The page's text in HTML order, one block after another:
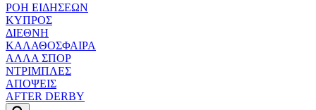
ΡΟΗ ΕΙΔΗΣΕΩΝ
ΚΥΠΡΟΣ
ΔΙΕΘΝΗ
ΚΑΛΑΘΟΣΦΑΙΡΑ
ΑΛΛΑ ΣΠΟΡ
ΝΤΡΙΜΠΛΕΣ
ΑΠΟΨΕΙΣ
AFTER DERBY